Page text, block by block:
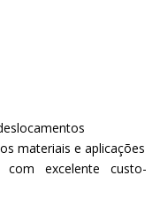
materiais e aplicações
com excelente custo-